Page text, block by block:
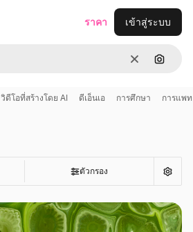
ชัดเจนค้นหา
ราคา เข้าสู่ระบบ
วิดีโอที่สร้างโดย AI ดีเอ็นเอ การศึกษา การแพ
ตัวกรอง